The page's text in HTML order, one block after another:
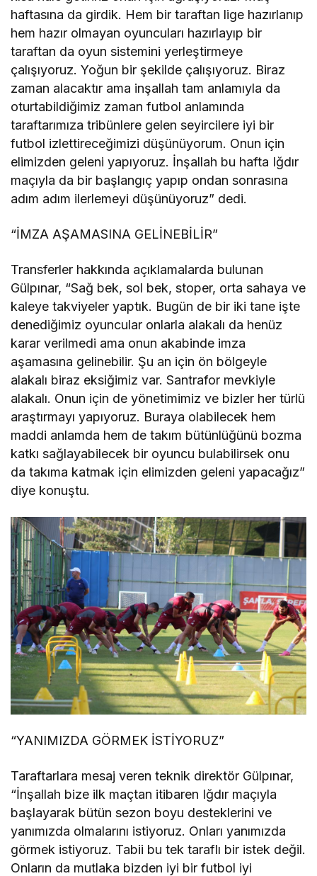
haftasına da girdik. Hem bir taraftan lige hazırlanıp
hem hazır olmayan oyuncuları hazırlayıp bir
taraftan da oyun sistemini yerleştirmeye
çalışıyoruz. Yoğun bir şekilde çalışıyoruz. Biraz
zaman alacaktır ama inşallah tam anlamıyla da
oturtabildiğimiz zaman futbol anlamında
taraftarımıza tribünlere gelen seyircilere iyi bir
futbol izlettireceğimizi düşünüyorum. Onun için
elimizden geleni yapıyoruz. İnşallah bu hafta Iğdır
maçıyla da bir başlangıç yapıp ondan sonrasına
adım adım ilerlemeyi düşünüyoruz” dedi.
“İMZA AŞAMASINA GELİNEBİLİR”
Transferler hakkında açıklamalarda bulunan
Gülpınar, “Sağ bek, sol bek, stoper, orta sahaya ve
kaleye takviyeler yaptık. Bugün de bir iki tane işte
denediğimiz oyuncular onlarla alakalı da henüz
karar verilmedi ama onun akabinde imza
aşamasına gelinebilir. Şu an için ön bölgeyle
alakalı biraz eksiğimiz var. Santrafor mevkiyle
alakalı. Onun için de yönetimimiz ve bizler her türlü
araştırmayı yapıyoruz. Buraya olabilecek hem
maddi anlamda hem de takım bütünlüğünü bozma
katkı sağlayabilecek bir oyuncu bulabilirsek onu
da takıma katmak için elimizden geleni yapacağız”
diye konuştu.
“YANIMIZDA GÖRMEK İSTİYORUZ”
Taraftarlara mesaj veren teknik direktör Gülpınar,
“İnşallah bize ilk maçtan itibaren Iğdır maçıyla
başlayarak bütün sezon boyu desteklerini ve
yanımızda olmalarını istiyoruz. Onları yanımızda
görmek istiyoruz. Tabii bu tek taraflı bir istek değil.
Onların da mutlaka bizden iyi bir futbol iyi